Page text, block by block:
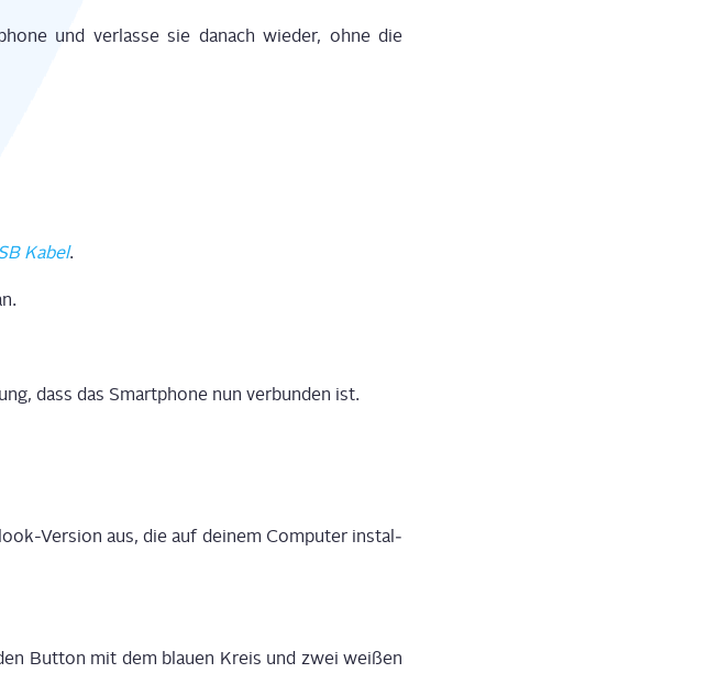
und ver­las­se sie danach wie­der, ohne die
Kabel.
dass das Smart­phone nun ver­bun­den ist.
Ver­si­on aus, die auf dei­nem Com­pu­ter instal­
But­ton mit dem blau­en Kreis und zwei wei­ßen